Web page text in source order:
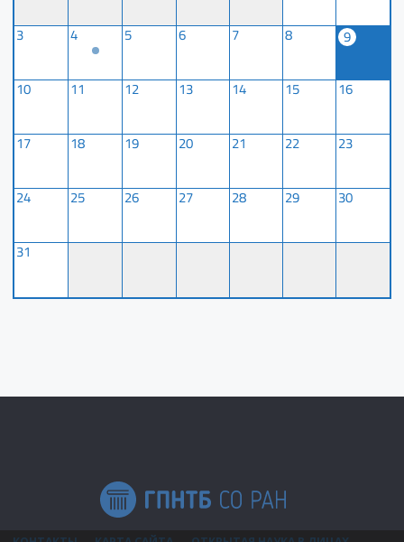
3 4 5 6 7 8
9
10
11 12 13 14 15 16
17 18 19 20 21 22 23
24 25 26 27 28 29 30
31